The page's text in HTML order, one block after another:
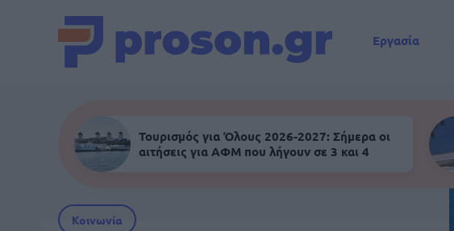
Εργασία
Τουρισμός για Όλους 2026-2027: Σήμερα οι
αιτήσεις για ΑΦΜ που λήγουν σε 3 και 4
Κοινωνία